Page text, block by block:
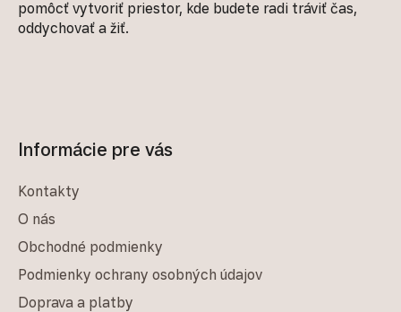
pomôcť vytvoriť priestor, kde budete radi tráviť čas,
oddychovať a žiť.
Informácie pre vás
Kontakty
O nás
Obchodné podmienky
Podmienky ochrany osobných údajov
Doprava a platby